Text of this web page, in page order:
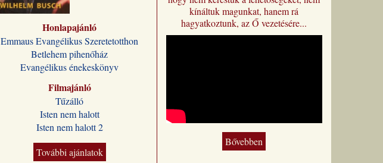
olvasóhoz, a
fordításban is
megőrizve eredeti
formájukat,
stílusukat.
Kívánjuk, hogy
Wilhelm Busch
előadássorozata
ilyen módon is
sokakat segítsen a
Jézus Krisztus
melletti döntésre, a
Honlapajánló
Emmaus Evangélikus Szeretetotthon
Betlehem pihenőház
Evangélikus énekeskönyv
Filmajánló
Tűzálló
Isten nem halott
Isten nem halott 2
További ajánlatok
kínáltuk magunkat, hanem rá
hagyatkoztunk, az Ő vezetésére...
Bővebben